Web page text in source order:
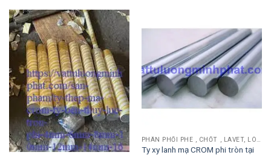
Ty xy lanh mạ CROM phi tròn tại